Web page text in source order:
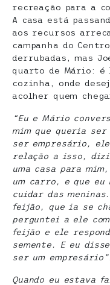
recreação para a
A casa está
aos recursos
campanha do
derrubadas, mas
quarto de Mário: é
cozinha, onde
acolher quem
“Eu e Mário
mim que queria ser
ser empresário,
relação a isso,
uma casa para
um carro, e que
cuidar das
feijão, que ia se
perguntei a ele
feijão e ele
semente. E eu
ser um
Quando eu estava